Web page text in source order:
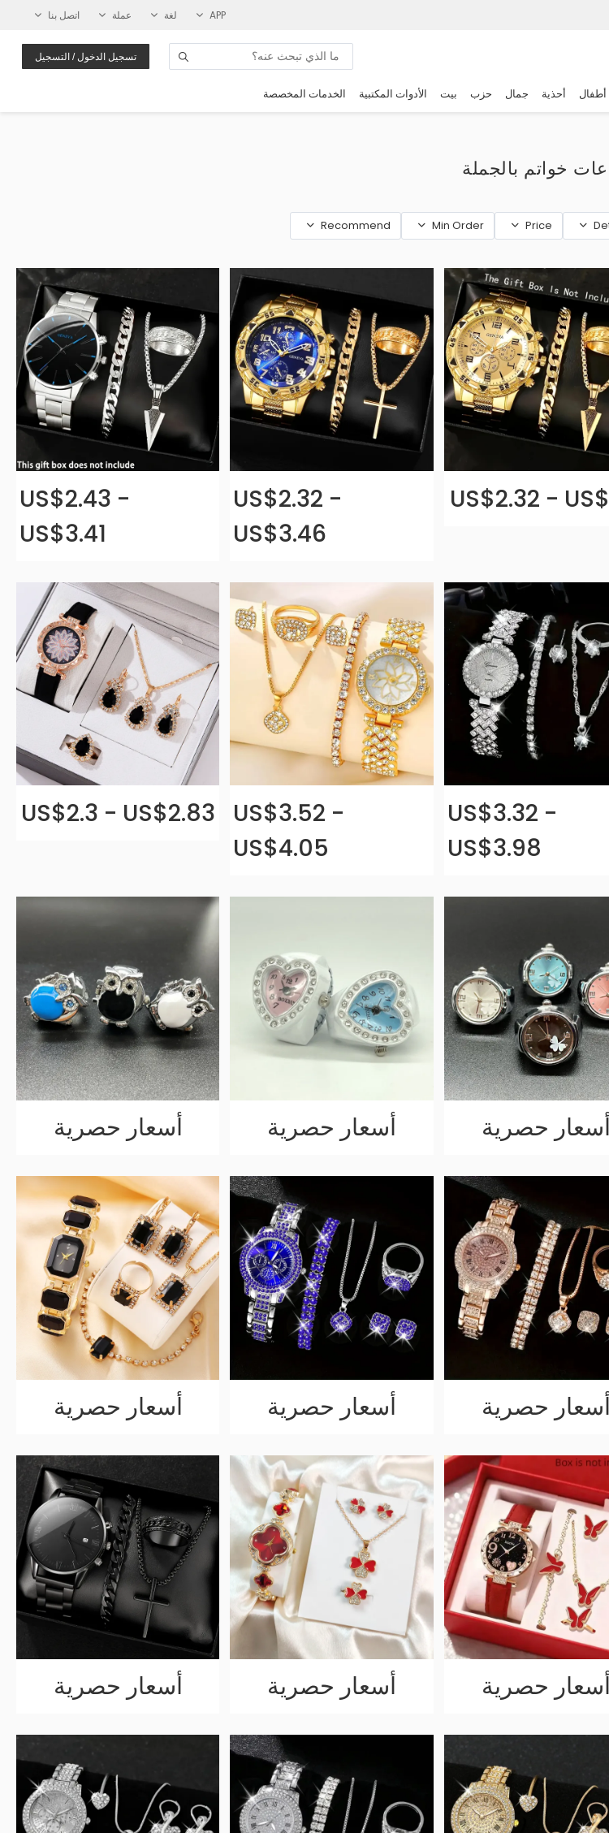
APP لغة عملة اتصل بنا
تسجيل الدخول / التسجيل
أطفال أحذية جمال حزب بيت الأدوات المكتبية الخدمات المخصصة
خواتم بالجملة
Price
Min Order
Recommend
US$2.32 -
US$2.32 -
US$3.46
US$2.43 -
US$3.41
US$3.32 -
US$3.98
US$3.52 -
US$4.05
US$2.3 - US$2.83
أسعار حصرية أسعار حصرية أسعار حصرية
أسعار حصرية أسعار حصرية أسعار حصرية
أسعار حصرية أسعار حصرية أسعار حصرية